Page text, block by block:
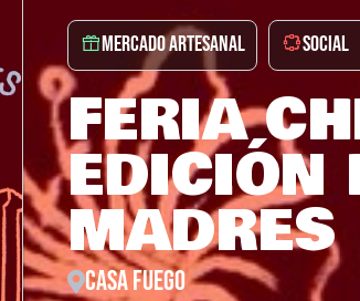
MERCADO ARTESANAL SOCIAL
FERIA
EDICIÓN
MADRES
CASA FUEGO